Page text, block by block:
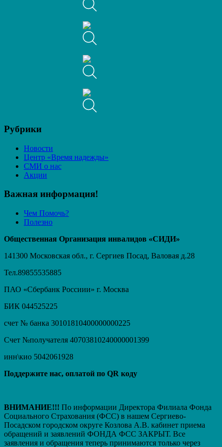
Рубрики
Новости
Центр «Время надежды»
СМИ о нас
Акции
Важная информация!
Чем Помочь?
Полезно
Общественная Организация инвалидов «СИДИ»
141300 Московская обл., г. Сергиев Посад, Валовая д.28
Тел.89855535885
ПАО «Сбербанк Россиии» г. Москва
БИК 044525225
счет № банка 30101810400000000225
Счет №получателя 40703810240000001399
инн\кио 5042061928
Поддержите нас, оплатой по QR коду
ВНИМАНИЕ!!! По информации Директора Филиала Фонда
Социального Страхования (ФСС) в нашем Сергиево-
Посадском городском округе Козлова А.В. кабинет приема
обращений и заявлений ФОНДА ФСС ЗАКРЫТ. Вcе
заявления и обращения теперь принимаются только через